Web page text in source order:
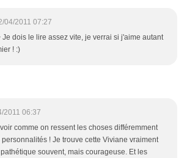
04/2011 07:27
Je dois le lire assez vite, je verrai si j'aime autant
! :)
2011 06:37
comme on ressent les choses différemment
! Je trouve cette Viviane vraiment
souvent, mais courageuse. Et les